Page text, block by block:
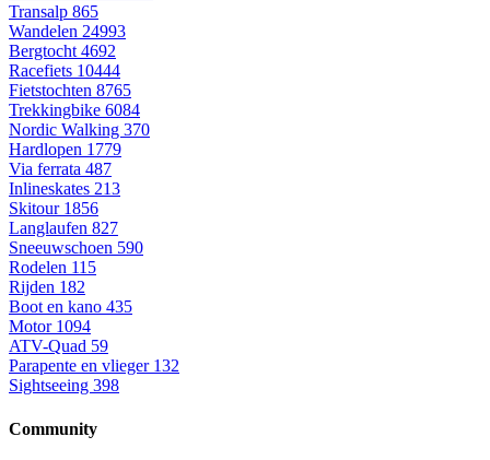
Transalp 865
Wandelen 24993
Bergtocht 4692
Racefiets 10444
Fietstochten 8765
Trekkingbike 6084
Nordic Walking 370
Hardlopen 1779
Via ferrata 487
Inlineskates 213
Skitour 1856
Langlaufen 827
Sneeuwschoen 590
Rodelen 115
Rijden 182
Boot en kano 435
Motor 1094
ATV-Quad 59
Parapente en vlieger 132
Sightseeing 398
Community